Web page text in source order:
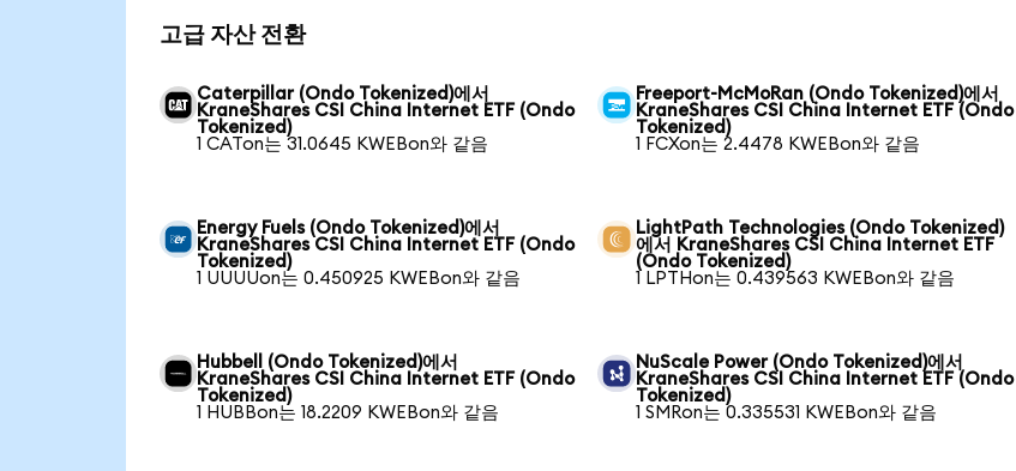
고급 자산 전환
Caterpillar (Ondo Tokenized)에서
KraneShares CSI China Internet ETF (Ondo
Tokenized)
1 CATon는 31.0645 KWEBon와 같음
Freeport-McMoRan (Ondo Tokenized)에서
KraneShares CSI China Internet ETF (Ondo
Tokenized)
1 FCXon는 2.4478 KWEBon와 같음
Energy Fuels (Ondo Tokenized)에서
KraneShares CSI China Internet ETF (Ondo
Tokenized)
1 UUUUon는 0.450925 KWEBon와 같음
LightPath Technologies (Ondo Tokenized)
에서 KraneShares CSI China Internet ETF
(Ondo Tokenized)
1 LPTHon는 0.439563 KWEBon와 같음
Hubbell (Ondo Tokenized)에서
KraneShares CSI China Internet ETF (Ondo
Tokenized)
1 HUBBon는 18.2209 KWEBon와 같음
NuScale Power (Ondo Tokenized)에서
KraneShares CSI China Internet ETF (Ondo
Tokenized)
1 SMRon는 0.335531 KWEBon와 같음